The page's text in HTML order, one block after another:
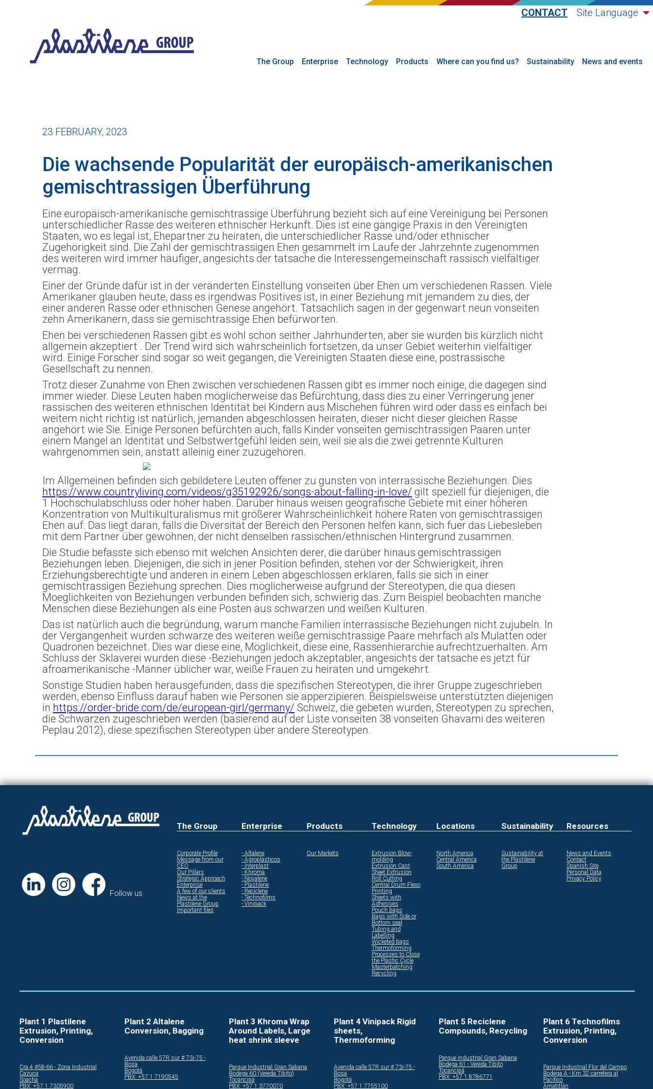
CONTACT Site Language
The Group Enterprise Technology Products Where can you find us? Sustainability News and events
23 FEBRUARY, 2023
Die wachsende Popularität der europäisch-amerikanischen
gemischtrassigen Überführung
Eine europäisch-amerikanische gemischtrassige Überführung bezieht sich auf eine Vereinigung bei Personen
unterschiedlicher Rasse des weiteren ethnischer Herkunft. Dies ist eine gängige Praxis in den Vereinigten
Staaten, wo es legal ist, Ehepartner zu heiraten, die unterschiedlicher Rasse und/oder ethnischer
Zugehörigkeit sind. Die Zahl der gemischtrassigen Ehen gesammelt im Laufe der Jahrzehnte zugenommen
des weiteren wird immer häufiger, angesichts der tatsache die Interessengemeinschaft rassisch vielfältiger
vermag.
Einer der Gründe dafür ist in der veränderten Einstellung vonseiten über Ehen um verschiedenen Rassen. Viele
Amerikaner glauben heute, dass es irgendwas Positives ist, in einer Beziehung mit jemandem zu dies, der
einer anderen Rasse oder ethnischen Genese angehört. Tatsächlich sagen in der gegenwart neun vonseiten
zehn Amerikanern, dass sie gemischtrassige Ehen befürworten.
Ehen bei verschiedenen Rassen gibt es wohl schon seither Jahrhunderten, aber sie wurden bis kürzlich nicht
allgemein akzeptiert . Der Trend wird sich wahrscheinlich fortsetzen, da unser Gebiet weiterhin vielfältiger
wird. Einige Forscher sind sogar so weit gegangen, die Vereinigten Staaten diese eine, postrassische
Gesellschaft zu nennen.
Trotz dieser Zunahme von Ehen zwischen verschiedenen Rassen gibt es immer noch einige, die dagegen sind
immer wieder. Diese Leuten haben möglicherweise das Befürchtung, dass dies zu einer Verringerung jener
rassischen des weiteren ethnischen Identität bei Kindern aus Mischehen führen wird oder dass es einfach bei
weitem nicht richtig ist natürlich, jemanden abgeschlossen heiraten, dieser nicht dieser gleichen Rasse
angehört wie Sie. Einige Personen befürchten auch, falls Kinder vonseiten gemischtrassigen Paaren unter
einem Mangel an Identität und Selbstwertgefühl leiden sein, weil sie als die zwei getrennte Kulturen
wahrgenommen sein, anstatt alleinig einer zuzugehören.
Im Allgemeinen befinden sich gebildetere Leuten offener zu gunsten von interrassische Beziehungen. Dies
https://www.countryliving.com/videos/g35192926/songs-about-falling-in-love/ gilt speziell für diejenigen, die
1 Hochschulabschluss oder höher haben. Darüber hinaus weisen geografische Gebiete mit einer höheren
Konzentration von Multikulturalismus mit größerer Wahrscheinlichkeit höhere Raten von gemischtrassigen
Ehen auf. Das liegt daran, falls die Diversität der Bereich den Personen helfen kann, sich fuer das Liebesleben
mit dem Partner über gewöhnen, der nicht denselben rassischen/ethnischen Hintergrund zusammen.
Die Studie befasste sich ebenso mit welchen Ansichten derer, die darüber hinaus gemischtrassigen
Beziehungen leben. Diejenigen, die sich in jener Position befinden, stehen vor der Schwierigkeit, ihren
Erziehungsberechtigte und anderen in einem Leben abgeschlossen erklären, falls sie sich in einer
gemischtrassigen Beziehung sprechen. Dies möglicherweise aufgrund der Stereotypen, die qua diesen
Moeglichkeiten von Beziehungen verbunden befinden sich, schwierig das. Zum Beispiel beobachten manche
Menschen diese Beziehungen als eine Posten aus schwarzen und weißen Kulturen.
Das ist natürlich auch die begründung, warum manche Familien interrassische Beziehungen nicht zujubeln. In
der Vergangenheit wurden schwarze des weiteren weiße gemischtrassige Paare mehrfach als Mulatten oder
Quadronen bezeichnet. Dies war diese eine, Möglichkeit, diese eine, Rassenhierarchie aufrechtzuerhalten. Am
Schluss der Sklaverei wurden diese -Beziehungen jedoch akzeptabler, angesichts der tatsache es jetzt für
afroamerikanische -Männer üblicher war, weiße Frauen zu heiraten und umgekehrt.
Sonstige Studien haben herausgefunden, dass die spezifischen Stereotypen, die ihrer Gruppe zugeschrieben
werden, ebenso Einfluss darauf haben wie Personen sie apperzipieren. Beispielsweise unterstützten diejenigen
in https://order-bride.com/de/european-girl/germany/ Schweiz, die gebeten wurden, Stereotypen zu sprechen,
die Schwarzen zugeschrieben werden (basierend auf der Liste vonseiten 38 vonseiten Ghavami des weiteren
Peplau 2012), diese spezifischen Stereotypen über andere Stereotypen.
Follow us
The Group
Corporate Profile
Message from our
CEO
Our Pillars
Strategic Approach
Enterprise
A few of our clients
News at the
Plastilene Group
Important files
Enterprise
- Altalene
- Agroplasticos
- Interplast
- Khroma
- Novalene
- Plastilene
- Reciclene
- Technofilms
- Vinipack
Products
Our Markets
Technology
Extrusion Blow-
molding
Extrusion Cast
Sheet Extrusion
Roll Cutting
Central Drum Flexo
Printing
Sheets with
Adhesives
Pouch bags
Bags with Side or
Bottom seal
Tubing and
Labelling
Wicketed bags
Thermoforming
Processes to Close
the Plastic Cycle
Masterbatching
Recycling
Locations
North America
Central America
South America
Sustainability
Sustainability at
the Plastilene
Group
Resources
News and Events
Contact
Spanish Site
Personal Data
Privacy Policy
Plant 1 Plastilene
Extrusion, Printing,
Conversion
Cra.4 #58-66 - Zona Industrial
Cazuca
Soacha
PBX: +57 1 7305900
Plant 2 Altalene
Conversion, Bagging
Avenida calle 57R sur # 73i-75 -
Bosa
Bogotá
PBX: +57 1 7190545
Plant 3 Khroma Wrap
Around Labels, Large
heat shrink sleeve
Parque Industrial Gran Sabana
Bodega 60 (Vereda Tibito)
Tocancipá
PBX: +57 1 3770070
Plant 4 Vinipack Rigid
sheets,
Thermoforming
Avenida calle 57R sur # 73i-75 -
Bosa
Bogotá
PBX: +57 1 7755100
Plant 5 Reciclene
Compounds, Recycling
Parque Industrial Gran Sabana
Bodega 61 - Vereda Tibito
Tocancipá
PBX: +57 1 8786771
Plant 6 Technofilms
Extrusion, Printing,
Conversion
Parque Industrial Flor del Campo
Bodega A - Km 32 carretera al
Pacifico
Amatitlán